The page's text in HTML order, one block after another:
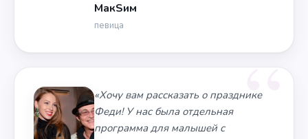
МакSим
певица
«Хочу вам рассказать о празднике
Феди! У нас была отдельная
программа для малышей с